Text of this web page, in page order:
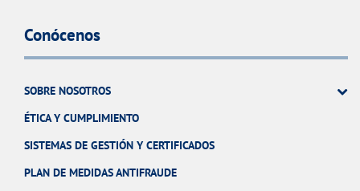
Conócenos
SOBRE NOSOTROS
ÉTICA Y CUMPLIMIENTO
SISTEMAS DE GESTIÓN Y CERTIFICADOS
PLAN DE MEDIDAS ANTIFRAUDE